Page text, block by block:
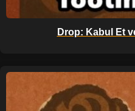
Drop: Kabul Et